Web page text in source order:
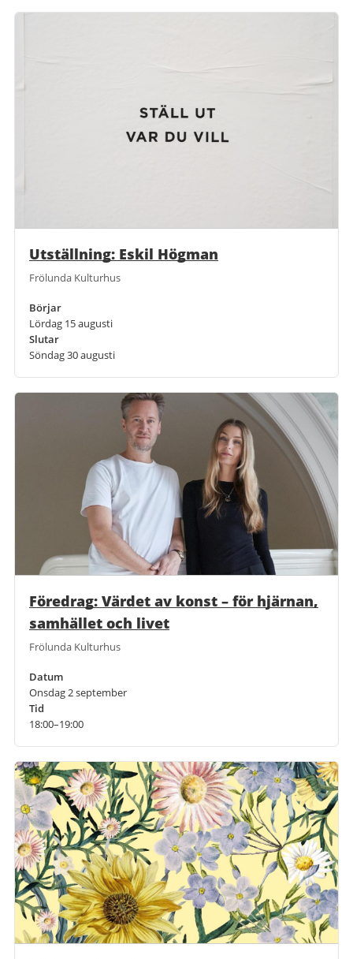
Utställning: Eskil Högman
Frölunda Kulturhus
Börjar
Lördag 15 augusti
Slutar
Söndag 30 augusti
Föredrag: Värdet av konst – för hjärnan,
samhället och livet
Frölunda Kulturhus
Datum
Onsdag 2 september
Tid
18:00–19:00